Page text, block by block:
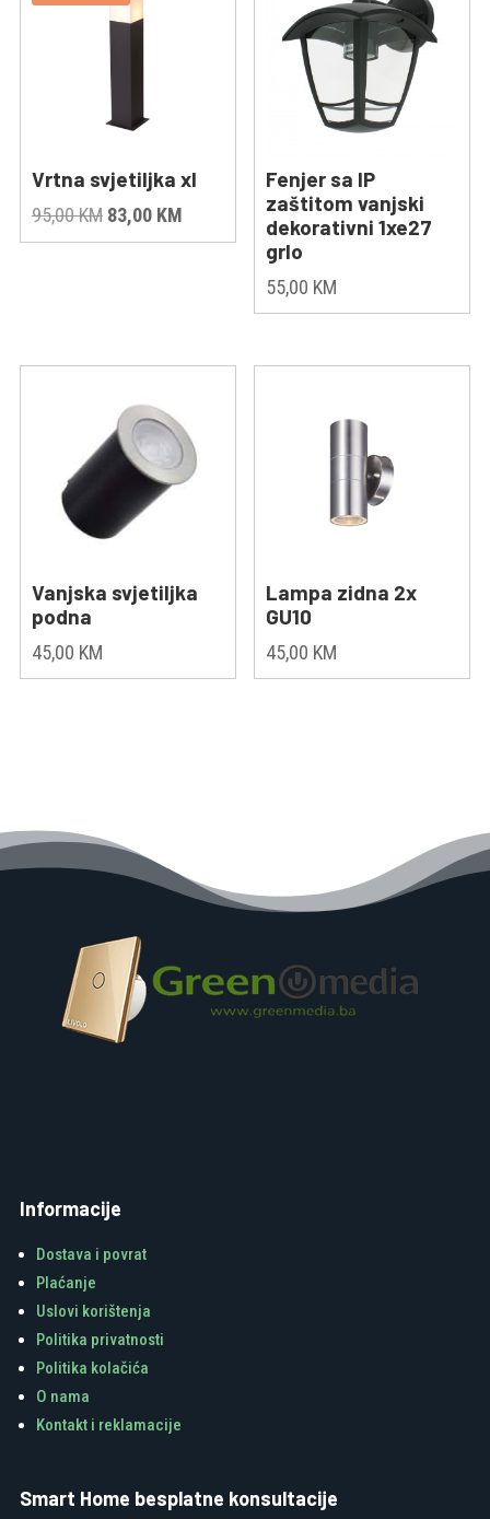
Vrtna svjetiljka xl
95,00KM Original
price
83,00 KMCurrent
price
Fenjer sa IP
zaštitom vanjski
dekorativni 1xe27
grlo
55,00 KM
Vanjska svjetiljka
podna
45,00 KM
Lampa zidna 2x
GU10
45,00 KM
Informacije
Dostava i povrat
Plaćanje
Uslovi korištenja
Politika privatnosti
Politika kolačića
O nama
Kontakt i reklamacije
Smart Home besplatne konsultacije